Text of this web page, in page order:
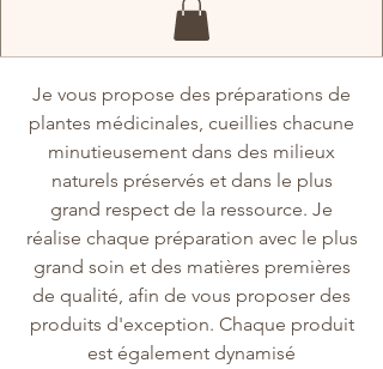
Je vous propose des préparations de
plantes médicinales, cueillies chacune
minutieusement dans des milieux
naturels préservés et dans le plus
grand respect de la ressource. Je
réalise chaque préparation avec le plus
grand soin et des matières premières
de qualité, afin de vous proposer des
produits d'exception. Chaque produit
est également dynamisé